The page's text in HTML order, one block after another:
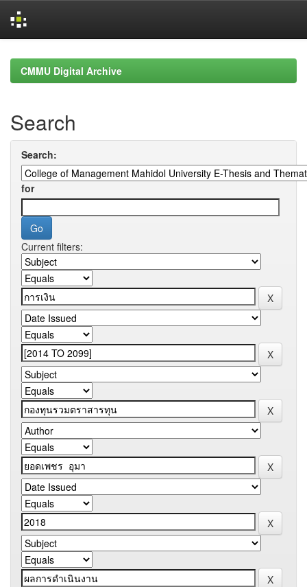
navigationCMMU Digital Archive
Search
Search:
for
Current filters: